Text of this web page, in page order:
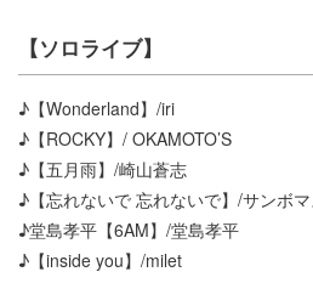
【ソロライブ】
♪【Wonderland】/iri
♪【ROCKY】/ OKAMOTO’S
♪【五月雨】/崎山蒼志
♪【忘れないで 忘れないで】/サンボ
♪堂島孝平【6AM】/堂島孝平
♪【inside you】/milet